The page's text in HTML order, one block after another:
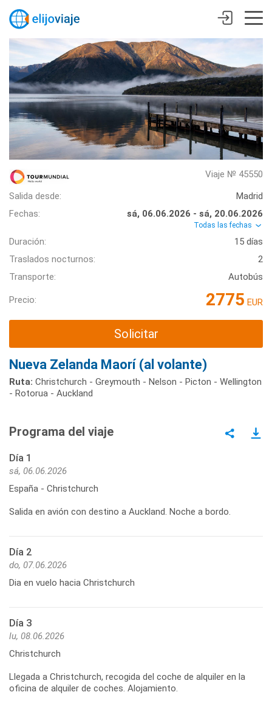
Viaje № 45550
Salida desde:
Madrid
Fechas:
sá, 06.06.2026 - sá, 20.06.2026
Todas las fechas
Duración:
15 días
Traslados nocturnos:
2
Transporte:
Autobús
Precio: 2775 EUR
Solicitar
Nueva Zelanda Maorí (al volante)
Ruta: Christchurch - Greymouth - Nelson - Picton - Wellington
- Rotorua - Auckland
Programa del viaje
Día 1
sá, 06.06.2026
España - Christchurch
Salida en avión con destino a Auckland. Noche a bordo.
Día 2
do, 07.06.2026
Dia en vuelo hacia Christchurch
Día 3
lu, 08.06.2026
Christchurch
Llegada a Christchurch, recogida del coche de alquiler en la